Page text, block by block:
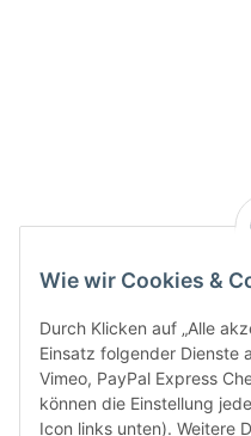
Wie wir Cookies &
Durch Klicken auf „Alle
Einsatz folgender Dienste
Vimeo, PayPal Express
können die Einstellung
Icon links unten). Weitere
Gesetzliche Informationen